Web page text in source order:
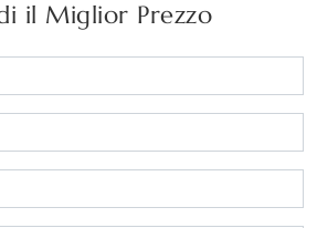
il Miglior Prezzo